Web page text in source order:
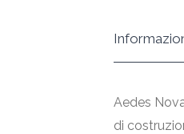
Aedes
di